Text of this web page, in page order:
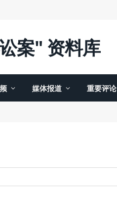
案" 资料库
媒体报道 重要评论